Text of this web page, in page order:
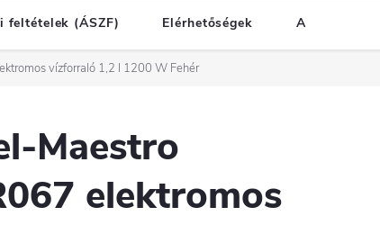
feltételek (ÁSZF) Elérhetőségek A vásárlás
vízforraló 1,2 l 1200 W Fehér
Maestro
elektromos